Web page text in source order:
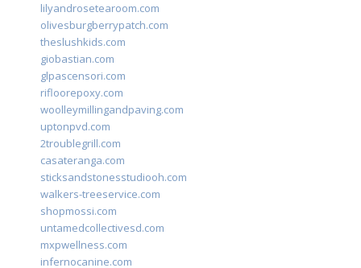
lilyandrosetearoom.com
olivesburgberrypatch.com
theslushkids.com
giobastian.com
glpascensori.com
rifloorepoxy.com
woolleymillingandpaving.com
uptonpvd.com
2troublegrill.com
casateranga.com
sticksandstonesstudiooh.com
walkers-treeservice.com
shopmossi.com
untamedcollectivesd.com
mxpwellness.com
infernocanine.com